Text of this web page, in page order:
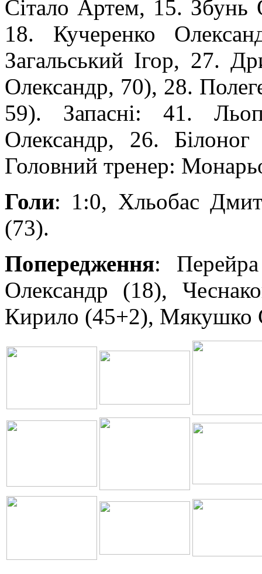
Сітало Артем, 15.
18. Кучеренко
Загальський Ігор, 27.
Олександр, 70), 28.
59). Запасні: 41.
Олександр, 26.
Головний тренер:
Голи: 1:0, Хльобас
(73).
Попередження:
Олександр (18),
Кирило (45+2), Мякушко